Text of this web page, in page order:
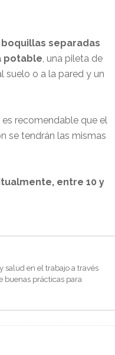
separadas
potable, una pileta de
suelo o a la pared y un
recomendable que el
se tendrán las mismas
entre 10 y
salud en el trabajo a través
buenas prácticas para